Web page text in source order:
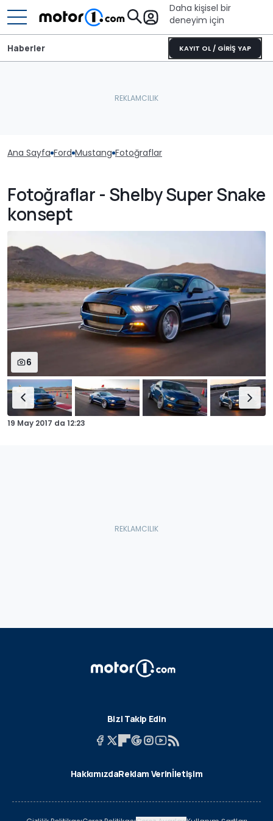
Daha kişisel bir
deneyim için
KAYIT OL / GİRİŞ YAP
Haberler
Ana Sayfa Ford Mustang Fotoğraflar
Fotoğraflar - Shelby Super Snake
konsept
6
19 May 2017 da 12:23
Bizi Takip Edin
HakkımızdaReklam Verinİletişim